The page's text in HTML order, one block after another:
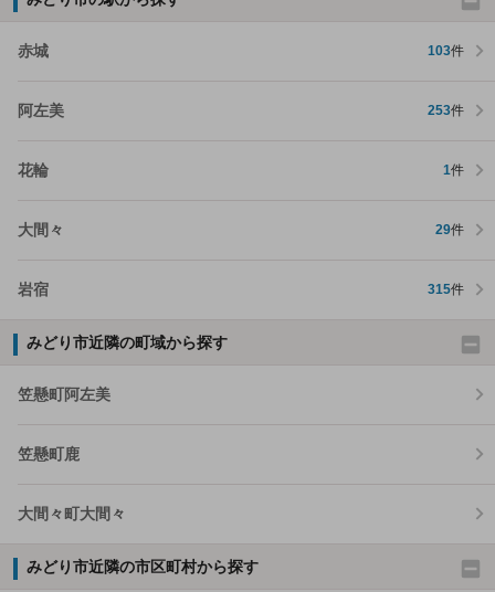
赤城 103件
阿左美 253件
花輪 1件
大間々 29件
岩宿 315件
みどり市近隣の町域から探す
笠懸町阿左美
笠懸町鹿
大間々町大間々
みどり市近隣の市区町村から探す